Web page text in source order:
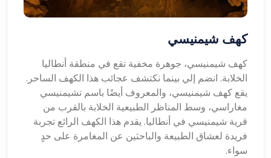
كهف شيمنيسي
كهف شيمنيسي، جوهرة مخفية تقع في منطقة أنطاليا
الخلابة. انضم إلي بينما نكتشف عجائب هذا الكهف الساحر.
يقع كهف شيمنيسي، والمعروف أيضًا باسم تشيمنيسي
مغاراسي، وسط المناظر الطبيعية الخلابة بالقرب من
قرية شيمنيسي في أنطاليا. يقدم هذا الكهف الرائع تجربة
فريدة لعشاق الطبيعة والباحثين عن المغامرة على حدٍ
سواء.